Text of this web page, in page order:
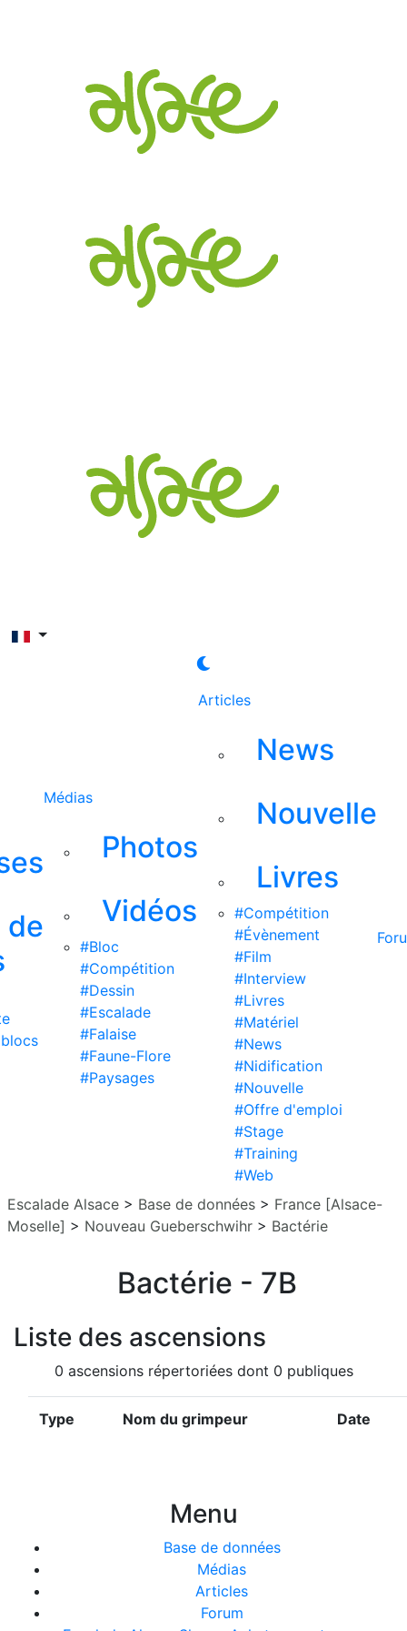
de
Médias
Photos
Vidéos
#Bloc
#Compétition
#Dessin
#Escalade
#Falaise
#Faune-Flore
#Paysages
Articles
News
Nouvelle
Livres
#Compétition
#Évènement
#Film
#Interview
#Livres
#Matériel
#News
#Nidification
#Nouvelle
#Offre d'emploi
#Stage
#Training
#Web
Escalade Alsace > Base de données > France [Alsace-
Moselle] > Nouveau Gueberschwihr > Bactérie
Bactérie - 7B
Liste des ascensions
0 ascensions répertoriées dont 0 publiques
Type Nom du grimpeur Date
Menu
Base de données
Médias
Articles
Forum